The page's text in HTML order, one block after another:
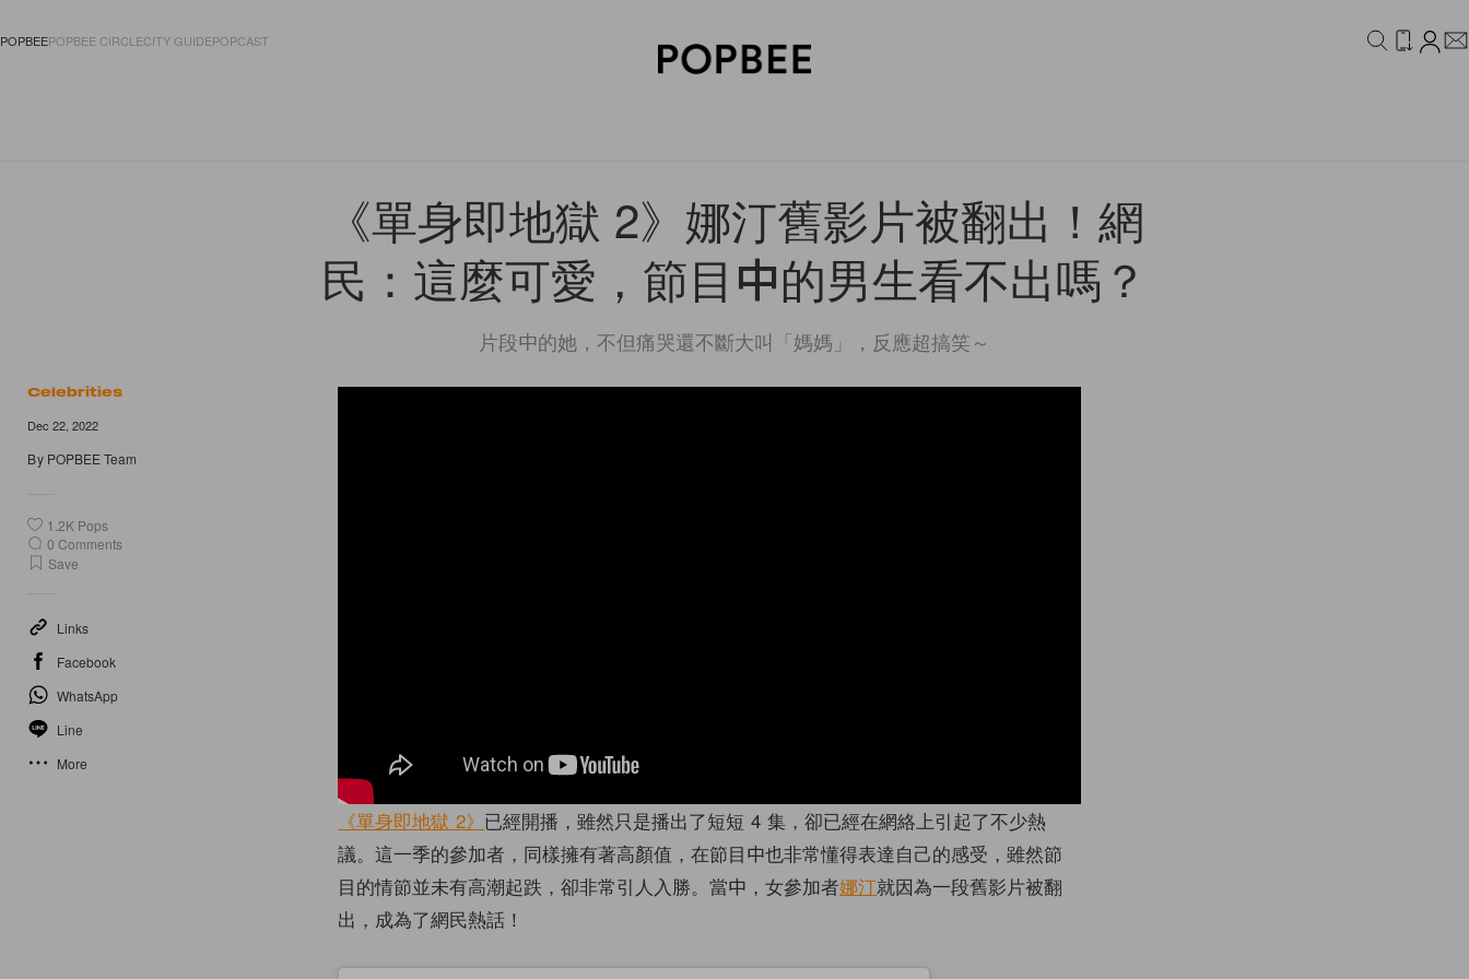
POPBEEPOPBEE CIRCLECITY GUIDEPOPCAST
《單身即地獄 2》娜汀舊影片被翻出！網
民：這麼可愛，節目中的男生看不出嗎？
片段中的她，不但痛哭還不斷大叫「媽媽」，反應超搞笑～
Celebrities
Dec 22, 2022
By POPBEE Team
1.2K Pops
0 Comments
Save
Links
Facebook
WhatsApp
Line
More
《單身即地獄 2》 已經開播，雖然只是播出了短短 4 集，卻已經在網絡上引起了不少熱
議。這一季的參加者，同樣擁有著高顏值，在節目中也非常懂得表達自己的感受，雖然節
目的情節並未有高潮起跌，卻非常引人入勝。當中，女參加者娜汀就因為一段舊影片被翻
出，成為了網民熱話！